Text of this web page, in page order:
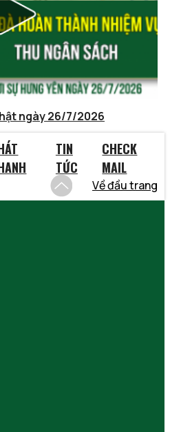
ngày 26/7/2026
TIN
TỨC
CHECK
MAIL
Về đầu trang